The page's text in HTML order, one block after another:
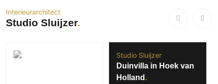
Interieurarchitect
Studio Sluijzer
Studio Sluijzer
Duinvilla in Hoek van
Holland